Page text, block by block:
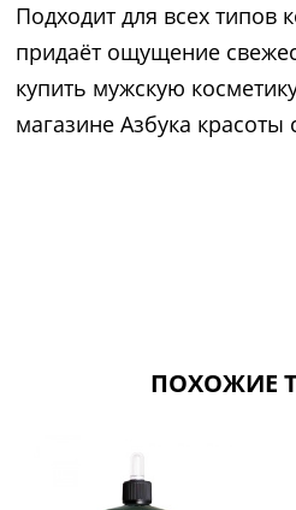
Подходит для всех типов
придаёт ощущение
купить мужскую
магазине Азбука красоты
ПОХОЖИЕ